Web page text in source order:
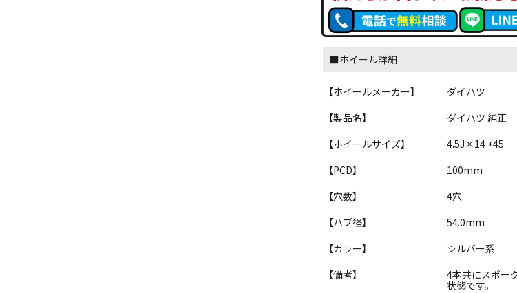
■ホイール詳細
【ホイールメーカー】
ダイハツ
【製品名】
ダイハツ 純正
【ホイールサイズ】
4.5J×14 +45
【PCD】
100mm
【穴数】
4穴
【ハブ径】
54.0mm
【カラー】
シルバー系
【備考】
4本共にスポー
状態です。